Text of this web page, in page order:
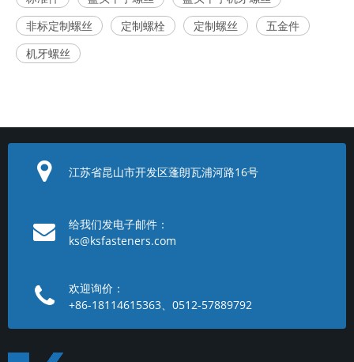
非标定制螺丝
定制螺栓 定制螺丝
五金件
机牙螺丝
江苏省昆山市开发区蓬朗瓦浦河路16号
给我们发电子邮件：
ks@ksfasteners.com
欢迎询价：
+86-18114615363、0512-57889792